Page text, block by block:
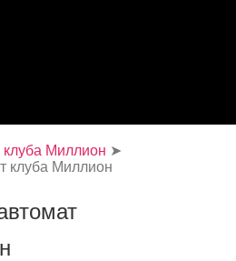
Миллион ➤
клуба Миллион